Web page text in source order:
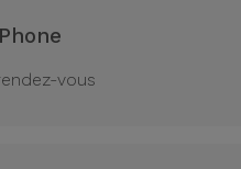
vous